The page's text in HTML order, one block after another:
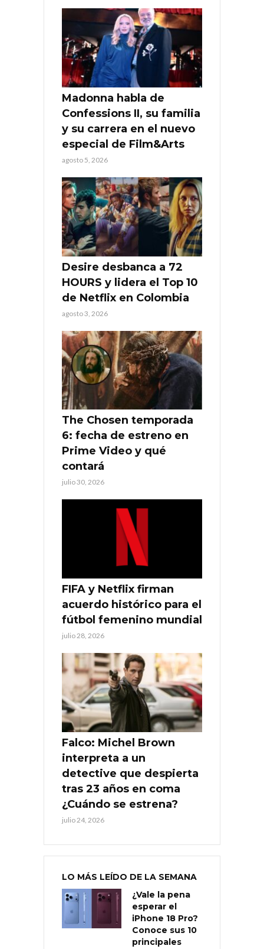
Madonna habla de
Confessions II, su familia
y su carrera en el nuevo
especial de Film&Arts
agosto 5, 2026
Desire desbanca a 72
HOURS y lidera el Top 10
de Netflix en Colombia
agosto 3, 2026
The Chosen temporada
6: fecha de estreno en
Prime Video y qué
contará
julio 30, 2026
FIFA y Netflix firman
acuerdo histórico para el
fútbol femenino mundial
julio 28, 2026
Falco: Michel Brown
interpreta a un
detective que despierta
tras 23 años en coma
¿Cuándo se estrena?
julio 24, 2026
LO MÁS LEÍDO DE LA SEMANA
¿Vale la pena
esperar el
iPhone 18 Pro?
Conoce sus 10
principales